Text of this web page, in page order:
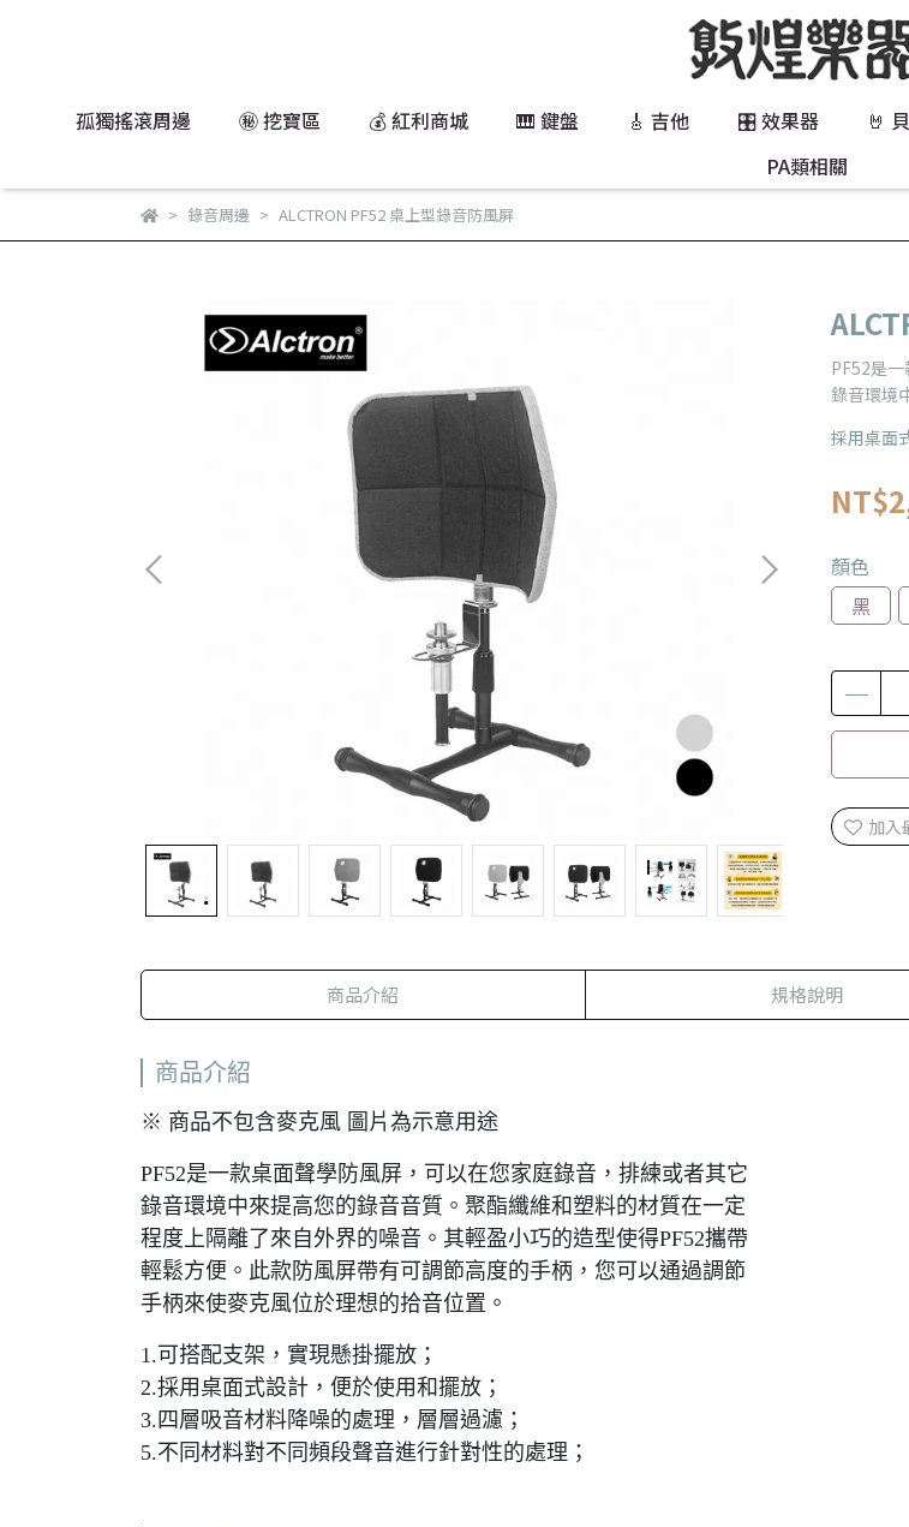
孤獨搖滾周邊 ㊙️ 挖寶區 💰 紅利商城 🎹 鍵盤 🎸 吉他 🎛️ 效果器 🤘
PA類相關
錄音周邊 ALCTRON PF52 桌上型錄音防風屏
PF52是
錄音環境
採用桌面
顏色
黑
加入
商品介紹 規格說明
商品介紹
※ 商品不包含麥克風 圖片為示意用途
PF52是一款桌面聲學防風屏，可以在您家庭錄音，排練或者其它
錄音環境中來提高您的錄音音質。聚酯纖維和塑料的材質在一定
程度上隔離了來自外界的噪音。其輕盈小巧的造型使得PF52攜帶
輕鬆方便。此款防風屏帶有可調節高度的手柄，您可以通過調節
手柄來使麥克風位於理想的拾音位置。
1.可搭配支架，實現懸掛擺放；
2.採用桌面式設計，便於使用和擺放；
3.四層吸音材料降噪的處理，層層過濾；
5.不同材料對不同頻段聲音進行針對性的處理；